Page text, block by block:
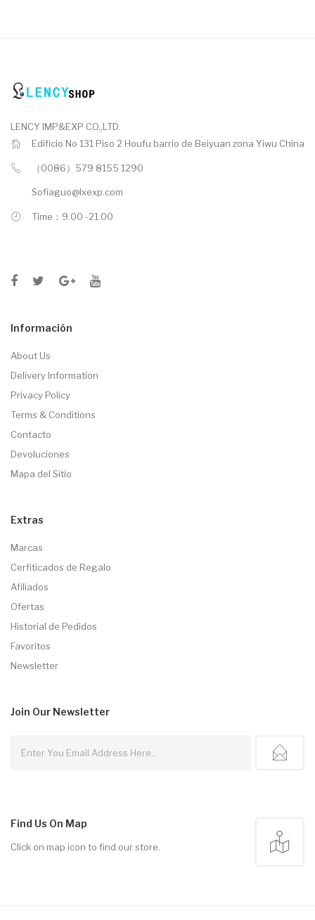
LENCY IMP&EXP CO.,LTD.
Edificio No 131 Piso 2 Houfu barrio de Beiyuan zona Yiwu China
（0086）579 8155 1290
Sofiaguo@lxexp.com
Time：9.00 -21.00
Información
About Us
Delivery Information
Privacy Policy
Terms & Conditions
Contacto
Devoluciones
Mapa del Sitio
Extras
Marcas
Cerfiticados de Regalo
Afiliados
Ofertas
Historial de Pedidos
Favoritos
Newsletter
Join Our Newsletter
Find Us On Map
Click on map icon to find our store.